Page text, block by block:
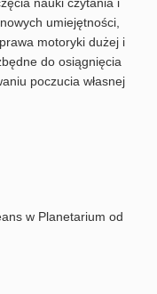
umiejętności,
motoryki dużej i
do osiągnięcia
poczucia własnej
w Planetarium od